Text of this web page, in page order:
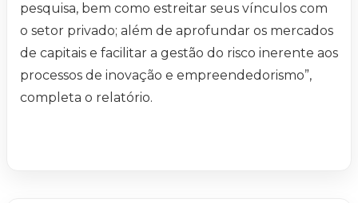
pesquisa, bem como estreitar seus vínculos com
o setor privado; além de aprofundar os mercados
de capitais e facilitar a gestão do risco inerente aos
processos de inovação e empreendedorismo”,
completa o relatório.